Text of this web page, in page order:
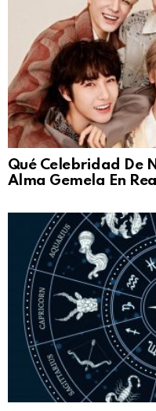
Qué Celebridad De
Alma Gemela En